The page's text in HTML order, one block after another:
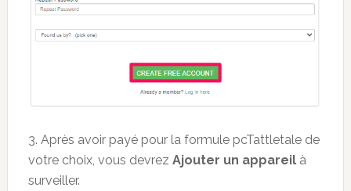
3. Après avoir payé pour la formule pcTattletale de
votre choix, vous devrez Ajouter un appareilà
surveiller.